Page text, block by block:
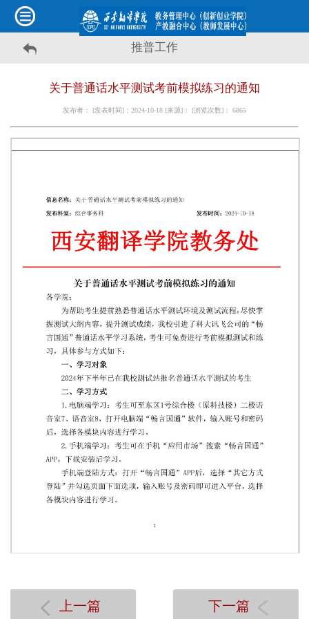
推普工作
关于普通话水平测试考前模拟练习的通知
发布者： [发表时间]：2024-10-18 [来源]： [浏览次数]： 6865
上一篇 下一篇